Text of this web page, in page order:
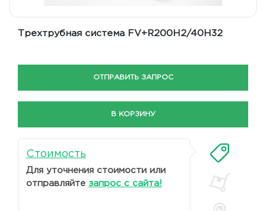
Трехтрубная система FV+R200H2/40H32
ОТПРАВИТЬ ЗАПРОС
В КОРЗИНУ
Стоимость
Для уточнения стоимости или
отправляйте запрос с сайта!